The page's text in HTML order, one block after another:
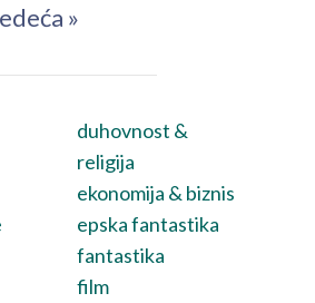
»
duhovnost &
religija
ekonomija & biznis
epska fantastika
fantastika
film